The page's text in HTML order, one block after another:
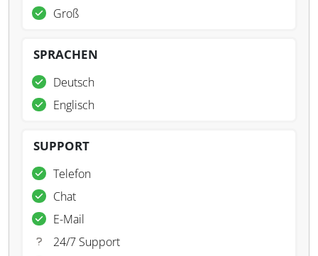
Groß
SPRACHEN
Deutsch
Englisch
SUPPORT
Telefon
Chat
E-Mail
24/7 Support